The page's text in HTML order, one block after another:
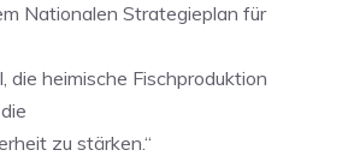
Nationalen Strategieplan für
die heimische Fischproduktion
zu stärken.“